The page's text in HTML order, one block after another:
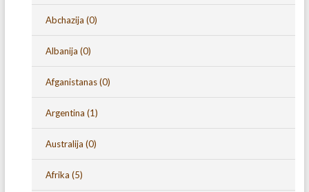
Abchazija (0)
Albanija (0)
Afganistanas(0)
Argentina (1)
Australija (0)
Afrika (5)